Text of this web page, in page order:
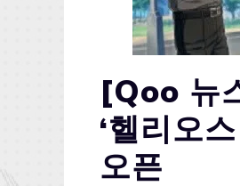
[Qoo 뉴
‘헬리오
오픈